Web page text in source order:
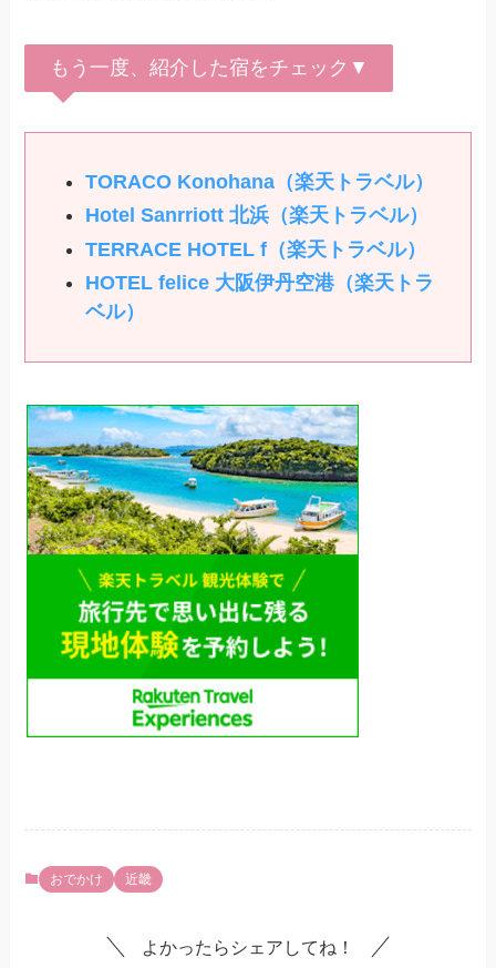
もう一度、紹介した宿をチェック▼
TORACO Konohana（楽天トラベル）
Hotel Sanrriott 北浜（楽天トラベル）
TERRACE HOTEL f（楽天トラベル）
HOTEL felice 大阪伊丹空港（楽天トラ
ベル）
おでかけ 近畿
よかったらシェアしてね！